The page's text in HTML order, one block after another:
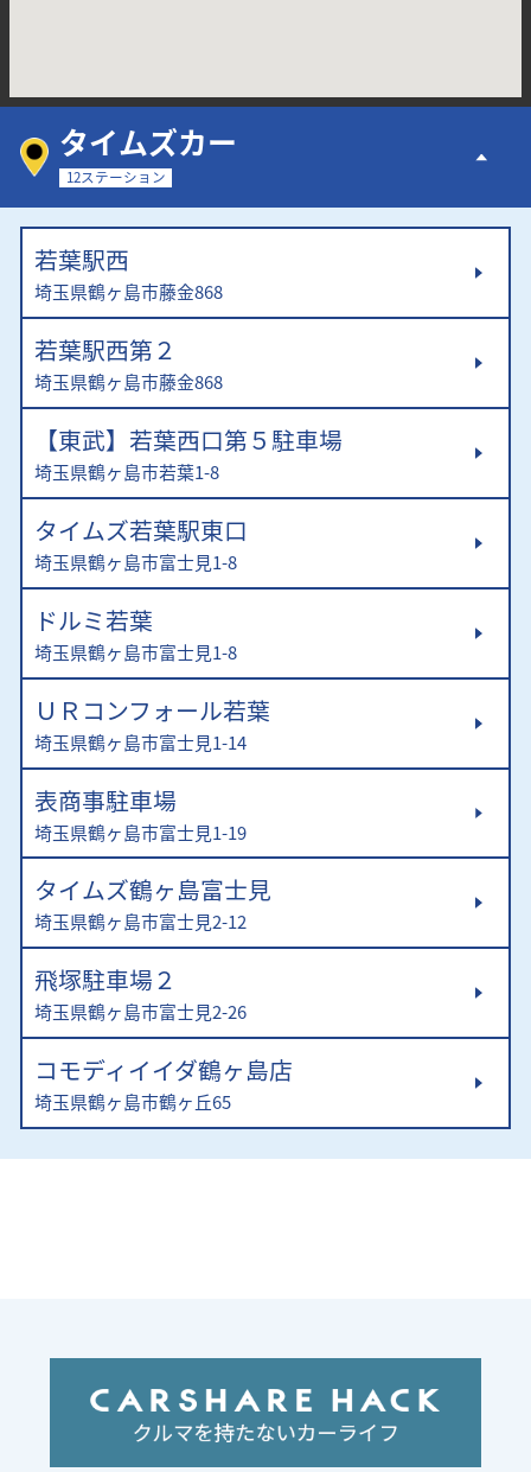
タイムズカー
12ステーション
若葉駅西
埼玉県鶴ヶ島市藤金868
若葉駅西第２
埼玉県鶴ヶ島市藤金868
【東武】若葉西口第５駐車場
埼玉県鶴ヶ島市若葉1-8
タイムズ若葉駅東口
埼玉県鶴ヶ島市富士見1-8
ドルミ若葉
埼玉県鶴ヶ島市富士見1-8
ＵＲコンフォール若葉
埼玉県鶴ヶ島市富士見1-14
表商事駐車場
埼玉県鶴ヶ島市富士見1-19
タイムズ鶴ヶ島富士見
埼玉県鶴ヶ島市富士見2-12
飛塚駐車場２
埼玉県鶴ヶ島市富士見2-26
コモディイイダ鶴ヶ島店
埼玉県鶴ヶ島市鶴ヶ丘65